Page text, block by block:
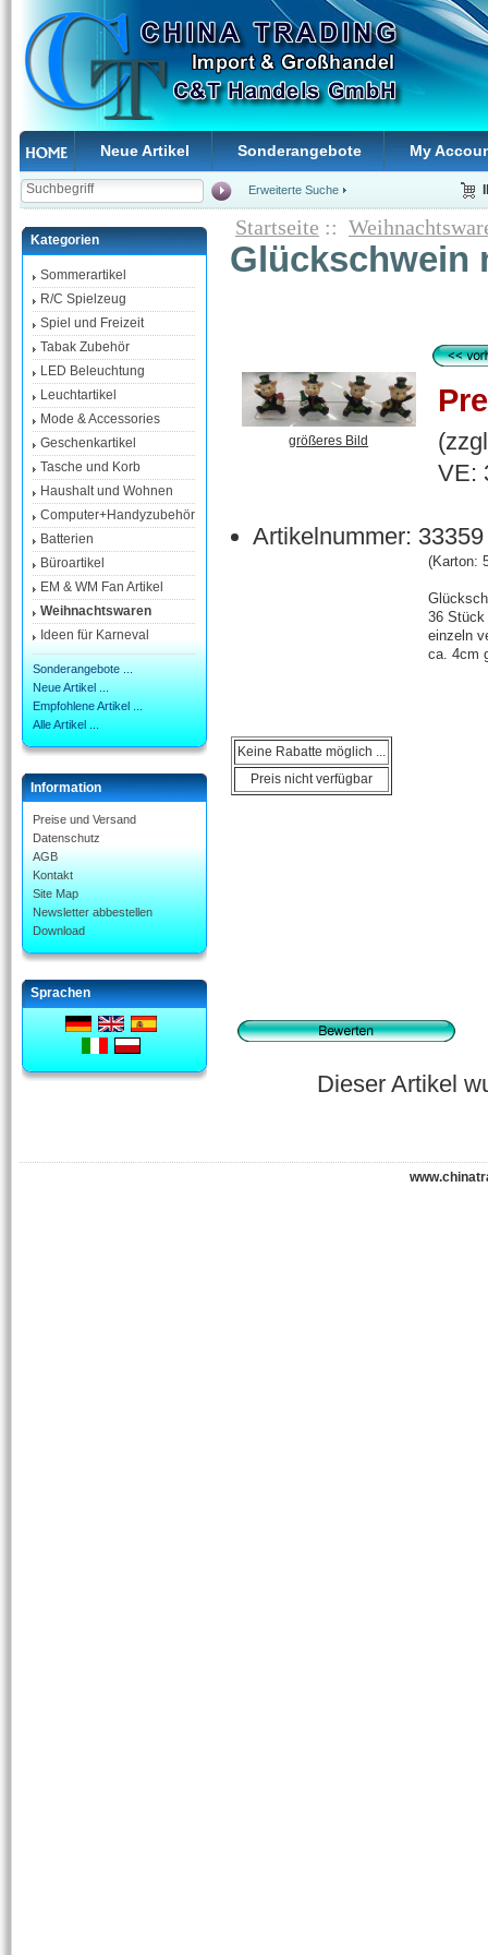
Neue Artikel Sonderangebote My
Erweiterte Suche
Kategorien
Sommerartikel
R/C Spielzeug
Spiel und Freizeit
Tabak Zubehör
LED Beleuchtung
Leuchtartikel
Mode & Accessories
Geschenkartikel
Tasche und Korb
Haushalt und Wohnen
Computer+Handyzubehör
Batterien
Büroartikel
EM & WM Fan Artikel
Weihnachtswaren
Ideen für Karneval
Sonderangebote ...
Neue Artikel ...
Empfohlene Artikel ...
Alle Artikel ...
Information
Preise und Versand
Datenschutz
AGB
Kontakt
Site Map
Newsletter abbestellen
Download
Sprachen
Startseite ::
Glückschwein
größeres Bild
VE:
Artikelnummer: 33359
(Karton:
36
einzeln
ca. 4cm
Keine Rabatte möglich ...
Preis nicht verfügbar
Dieser Artikel